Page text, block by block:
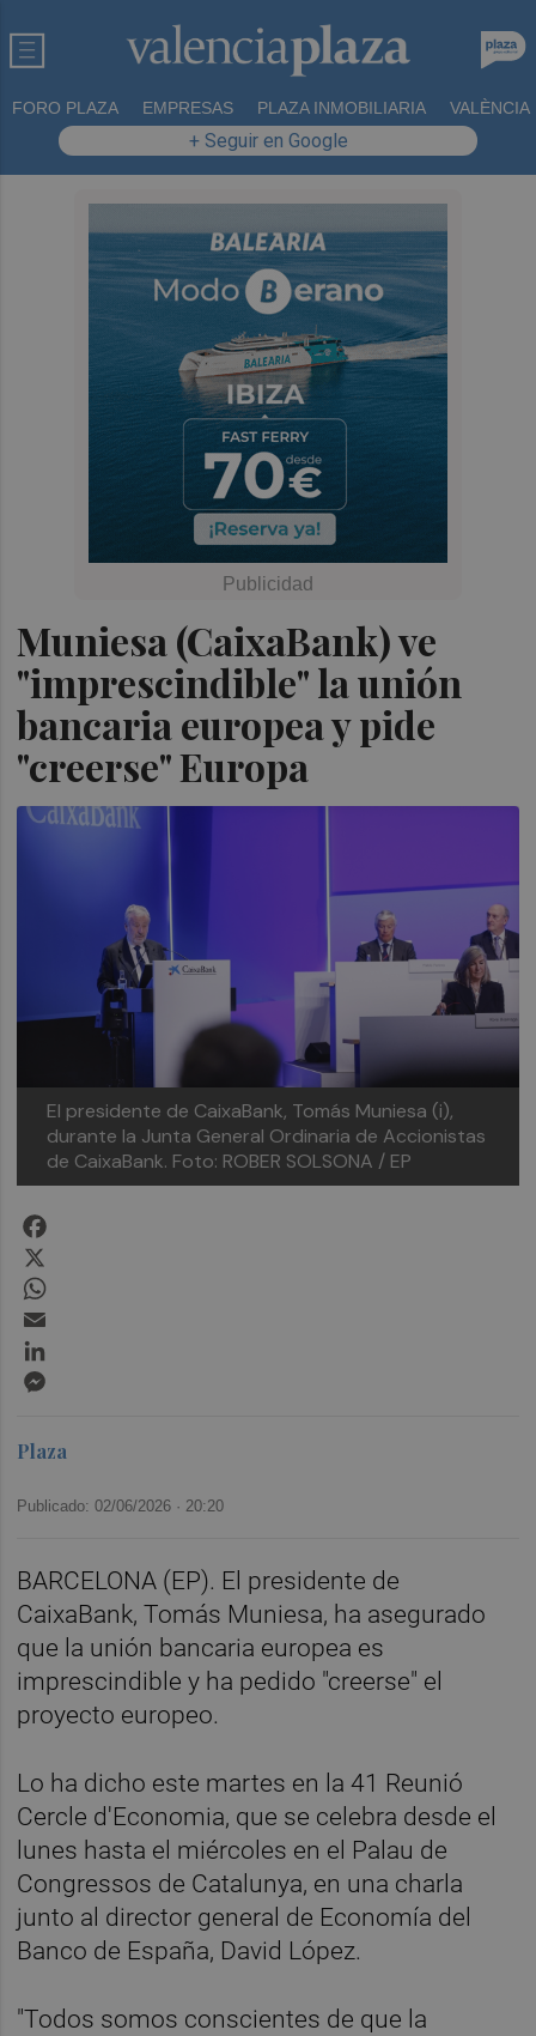
FORO PLAZA EMPRESAS PLAZA INMOBILIARIA VALÈNCIA
+ Seguir en Google
Muniesa (CaixaBank) ve
"imprescindible" la unión
bancaria europea y pide
"creerse" Europa
El presidente de CaixaBank, Tomás Muniesa (i),
durante la Junta General Ordinaria de Accionistas
de CaixaBank. Foto: ROBER SOLSONA / EP
Plaza
Publicado: 02/06/2026 · 20:20
BARCELONA (EP). El presidente de
CaixaBank, Tomás Muniesa, ha asegurado
que la unión bancaria europea es
imprescindible y ha pedido "creerse" el
proyecto europeo.
Lo ha dicho este martes en la 41 Reunió
Cercle d'Economia, que se celebra desde el
lunes hasta el miércoles en el Palau de
Congressos de Catalunya, en una charla
junto al director general de Economía del
Banco de España, David López.
"Todos somos conscientes de que la